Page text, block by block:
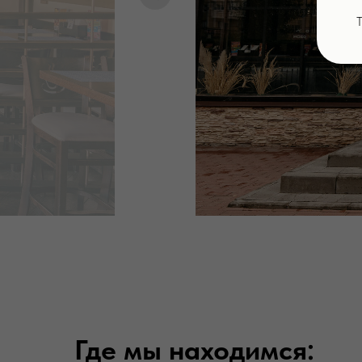
Где мы находимся: